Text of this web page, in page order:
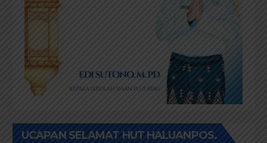
UCAPAN SELAMAT HUT HALUANPOS.